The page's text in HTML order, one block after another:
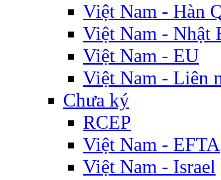
Việt Nam - Hàn
Việt Nam - Nhật
Việt Nam - EU
Việt Nam - Liên
Chưa ký
RCEP
Việt Nam - EFTA
Việt Nam - Israel